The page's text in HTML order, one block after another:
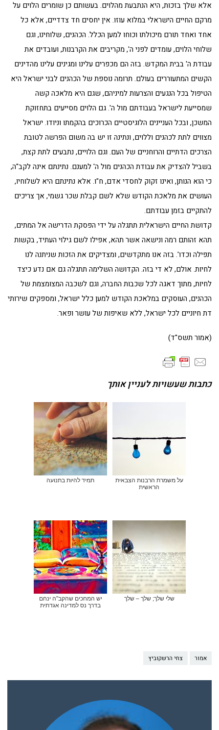
אלא שלך בזכות, היא הנתבעת מהלוים. בעשותם כן שומרים הלוים על
מרקם החיים הישראלי במלוא עוזו. אין יחסים חד צדדיים, אלא כל
אחד ואחד תורם מיכולתו וכוחו למען הכלל. הכהנים, שלוחינו, וגם
שלוחי הלוים, עומדים לפני ה', מקריבים את הקרבנות, ועובדים את
עבודת ה' בבית המקדש. בזה הם מכפרים עלינו ומגינים עלינו מהדינים
הקשים המתעוררים בעולם. תרומה נוספת של הכהנים לבני ישראל היא
הטיפול בכל הנגעים והצרעות למיניהם, שגם היא מלאכה קשה
שמסייעת לישראל בעבודתם מול ה'. גם הלוים מסייעים בתחזוקת
המשכן, ובכל העניינים הלוגיסטיים הכרוכים בהקמתו וניודו. ישראל
מצווים לתת לכהנים וללוים, ונתינה זו יש בה משום הפרשה לטובת
הצרכים הדתיים והרוחניים של העם. וגם הלויים, נתבעים לתת קצת,
בשביל להצדיק את עבודת הכהנים מול ה' למענם. נתינתם אינה לקב"ה,
כי הוא הנותן, ואינו זקוק לחסדי אדם, ח"ו. אלא נתינתם היא לשלוחיו,
העושים את מלאכת הקודש שלא לשם קבלת שכר גשמי, אך צריכים
להתקיים בזמן עבודתם.
קדושת החיים הישראלית תתגלה על ידי הפסקת הדרישה אל המתים,
תהא זהותם רמה ונישאה אשר תהא, אפילו לשם גילוי העתיד, בקשות
תפילה וכדו'. בזה אנו מתקדשים, ומצדיקים את הזכות שניתנה לנו
לחיות. אולם, לא די בזה. הקדושה השלימה תתגלה גם אם נדע כיצד
לחיות, מתוך דאגה לכל שכבות החברה, וגם לשכבה המצומצמת של
הכהנים, העוסקים במלאכת הקודש למען כלל ישראל, ומספקים שירותי
דת חיוניים לכל ישראל, ללא שאיפות של עושר ופאר.
(אמור תשס"ד)
כתבות שעשויות לעניין אותך
על משמרת הרבנות הצבאית
הראשית
תמיד להיות בתנועה
שלי שלך; שלך – שלך
יש המחכים שהקב"ה ינחם
בדרך נס למדינה אגדתית
אמור צחי הרשקוביץ